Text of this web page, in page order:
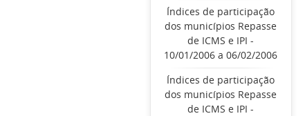
Índices de participação
dos municípios Repasse
de ICMS e IPI -
10/01/2006 a 06/02/2006
Índices de participação
dos municípios Repasse
de ICMS e IPI -